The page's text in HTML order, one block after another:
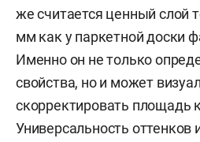
же считается ценный слой
мм как у паркетной доски
Именно он не только
свойства, но и может
скорректировать площадь
Универсальность оттенков